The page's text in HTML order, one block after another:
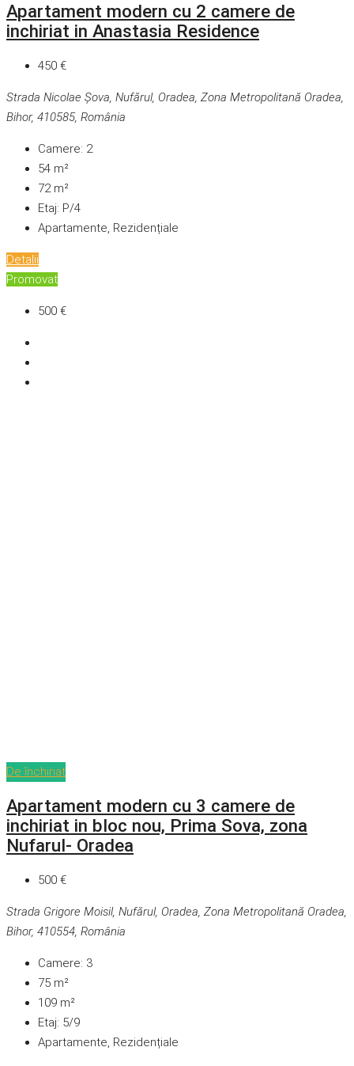
Apartament modern cu 2 camere de
inchiriat in Anastasia Residence
450 €
Strada Nicolae Șova, Nufărul, Oradea, Zona Metropolitană Oradea,
Bihor, 410585, România
Camere: 2
54 m²
72m²
Etaj: P/4
Apartamente, Rezidențiale
Detalii
Promovat
500 €
De închiriat
Apartament modern cu 3 camere de
inchiriat in bloc nou, Prima Sova, zona
Nufarul- Oradea
500 €
Strada Grigore Moisil, Nufărul, Oradea, Zona Metropolitană Oradea,
Bihor, 410554, România
Camere: 3
75 m²
109 m²
Etaj: 5/9
Apartamente, Rezidențiale